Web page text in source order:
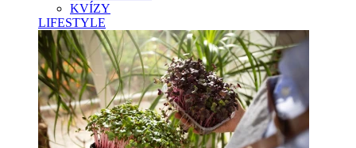
KVÍZY
LIFESTYLE